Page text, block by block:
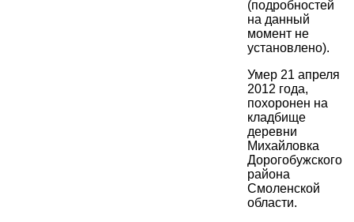
(подробностей
на данный
момент не
установлено).
Умер 21 апреля
2012 года,
похоронен на
кладбище
деревни
Михайловка
Дорогобужского
района
Смоленской
области.